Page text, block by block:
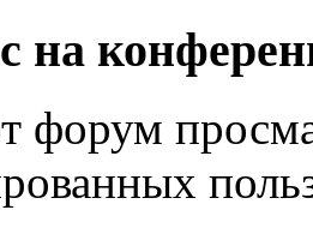
на
форум